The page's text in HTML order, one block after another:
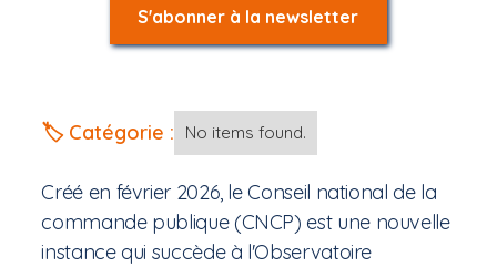
🏷️ Catégorie : No items found.
Créé en février 2026, le Conseil national de la
commande publique (CNCP) est une nouvelle
instance qui succède à l'Observatoire
S'abonner à la newsletter